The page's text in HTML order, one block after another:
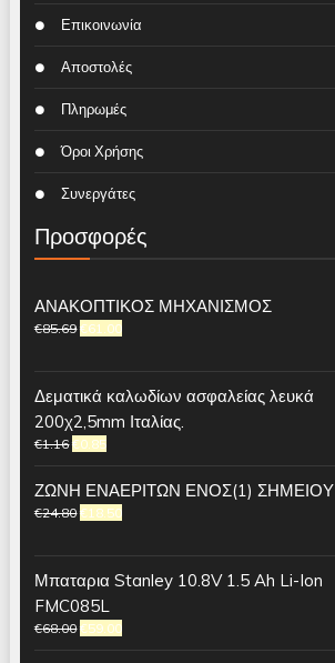
Επικοινωνία
Αποστολές
Πληρωμές
Όροι Χρήσης
Συνεργάτες
Προσφορές
ΑΝΑΚΟΠΤΙΚΟΣ ΜΗΧΑΝΙΣΜΟΣ
€85.69 €61.00
Δεματικά καλωδίων ασφαλείας λευκά
200χ2,5mm Ιταλίας.
€1.16 €0.85
ΖΩΝΗ ΕΝΑΕΡΙΤΩΝ ΕΝΟΣ(1) ΣΗΜΕΙΟΥ
€24.80 €18.50
Μπαταρια Stanley 10.8V 1.5 Ah Li-Ion
FMC085L
€68.00 €59.00